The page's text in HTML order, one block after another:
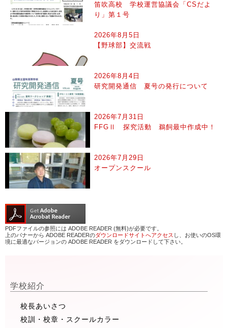
笛吹高校 学校運営協議会「CSだよ
り」第１号
2026年8月5日
【野球部】交流戦
2026年8月4日
研究開発通信 夏号の発行について
2026年7月31日
FFGⅡ 探究活動 鵜飼最中作成中！
2026年7月29日
オープンスクール
PDFファイルの参照には ADOBE READER (無料)が必要です。
上のバナーから ADOBE READERのダウンロードサイトへアクセス し、お使いのOS環
境に最適なバージョンの ADOBE READER をダウンロードして下さい。
学校紹介
校長あいさつ
校訓・校章・スクールカラー